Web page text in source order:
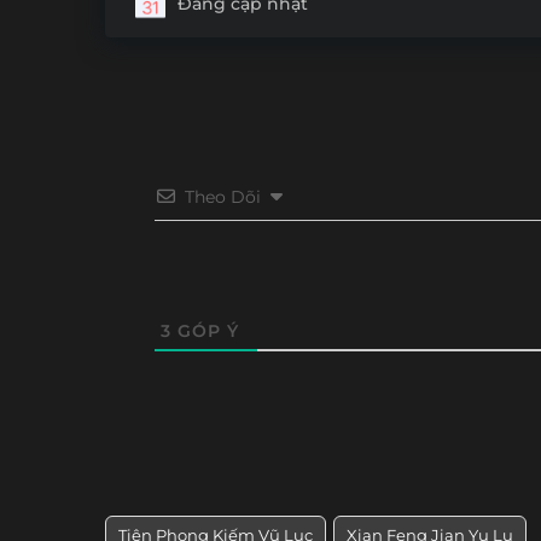
Theo Dõi
3 GÓP Ý
Tiên Phong Kiếm Vũ Lục Xian Feng Jian Yu Lu